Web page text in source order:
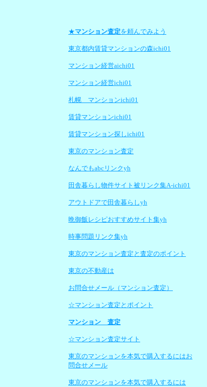
★マンション査定を頼んでみよう
東京都内賃貸マンションの森ichi01
マンション経営aichi01
マンション経営ichi01
札幌 マンションichi01
賃貸マンションichi01
賃貸マンション探しichi01
東京のマンション査定
なんでもabcリンクyh
田舎暮らし物件サイト被リンク集A-ichi01
アウトドアで田舎暮らしyh
晩御飯レシピおすすめサイト集yh
時事問題リンク集yh
東京のマンション査定と査定のポイント
東京の不動産は
お問合せメール（マンション査定）
☆マンション査定とポイント
マンション 査定
☆マンション査定サイト
東京のマンションを本気で購入するにはお
問合せメール
東京のマンションを本気で購入するには